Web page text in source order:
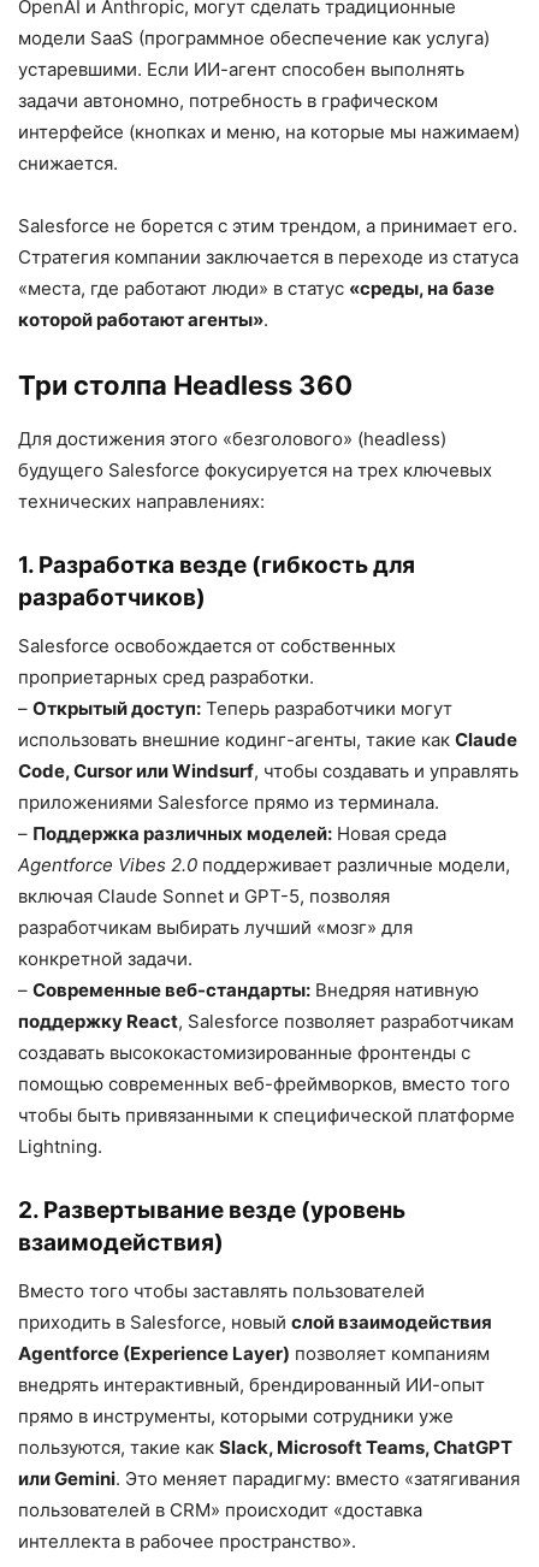
OpenAI и Anthropic, могут сделать традиционные
модели SaaS (программное обеспечение как услуга)
устаревшими. Если ИИ-агент способен выполнять
задачи автономно, потребность в графическом
интерфейсе (кнопках и меню, на которые мы нажимаем)
снижается.
Salesforce не борется с этим трендом, а принимает его.
Стратегия компании заключается в переходе из статуса
«места, где работают люди» в статус «среды, на базе
которой работают агенты».
Три столпа Headless 360
Для достижения этого «безголового» (headless)
будущего Salesforce фокусируется на трех ключевых
технических направлениях:
1. Разработка везде (гибкость для
разработчиков)
Salesforce освобождается от собственных
проприетарных сред разработки.
– Открытый доступ: Теперь разработчики могут
использовать внешние кодинг-агенты, такие как Claude
Code, Cursor или Windsurf, чтобы создавать и управлять
приложениями Salesforce прямо из терминала.
– Поддержка различных моделей: Новая среда
Agentforce Vibes 2.0 поддерживает различные модели,
включая Claude Sonnet и GPT-5, позволяя
разработчикам выбирать лучший «мозг» для
конкретной задачи.
– Современные веб-стандарты: Внедряя нативную
поддержку React, Salesforce позволяет разработчикам
создавать высококастомизированные фронтенды с
помощью современных веб-фреймворков, вместо того
чтобы быть привязанными к специфической платформе
Lightning.
2. Развертывание везде (уровень
взаимодействия)
Вместо того чтобы заставлять пользователей
приходить в Salesforce, новый слой взаимодействия
Agentforce (Experience Layer) позволяет компаниям
внедрять интерактивный, брендированный ИИ-опыт
прямо в инструменты, которыми сотрудники уже
пользуются, такие как Slack, Microsoft Teams, ChatGPT
или Gemini. Это меняет парадигму: вместо «затягивания
пользователей в CRM» происходит «доставка
интеллекта в рабочее пространство».